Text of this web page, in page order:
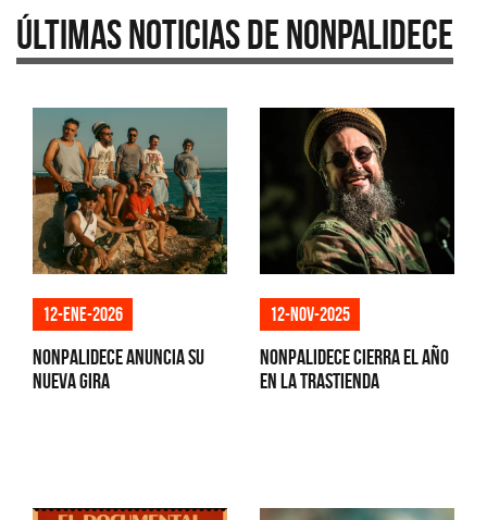
Últimas Noticias de Nonpalidece
12-ene-2026
Nonpalidece anuncia su
nueva gira
12-nov-2025
Nonpalidece cierra el año
en La Trastienda